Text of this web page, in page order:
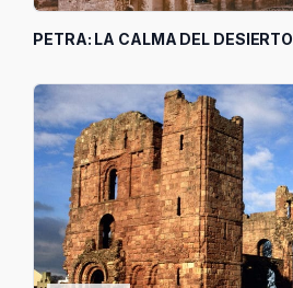
PETRA: LA CALMA DEL DESIERTO